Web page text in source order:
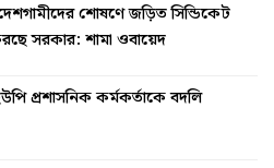
শোষণে জড়িত সিন্ডিকেট
সরকার: শামা ওবায়েদ
প্রশাসনিক কর্মকর্তাকে বদলি